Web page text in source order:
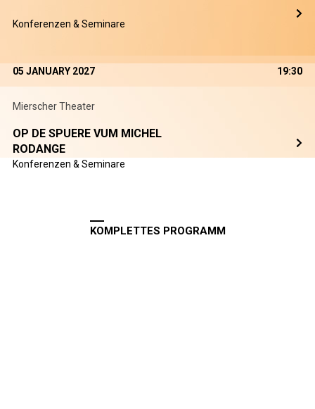
Konferenzen & Seminare
05 JANUARY 2027 19:30
Mierscher Theater
OP DE SPUERE VUM MICHEL
RODANGE
Konferenzen & Seminare
KOMPLETTES PROGRAMM